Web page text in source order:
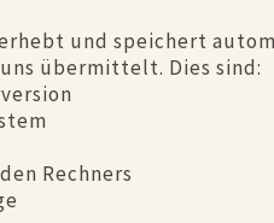
und speichert
übermittelt. Dies sind:
Rechners